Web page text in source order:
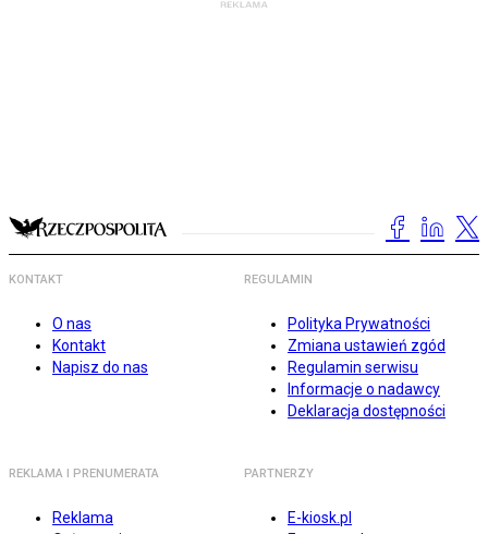
KONTAKT
O nas
Kontakt
Napisz do nas
REGULAMIN
Polityka Prywatności
Zmiana ustawień zgód
Regulamin serwisu
Informacje o nadawcy
Deklaracja dostępności
REKLAMA I PRENUMERATA
Reklama
PARTNERZY
E-kiosk.pl